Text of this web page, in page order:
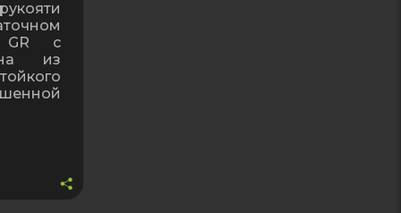
GR c
из